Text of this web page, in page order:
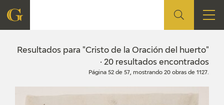
FUNDACIÓN
Resultados para "Cristo de la Oración del huerto"
· 20 resultados encontrados
Página 52 de 57, mostrando 20 obras de 1127.